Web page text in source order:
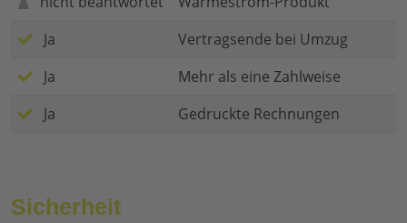
Ja
Vertragsende bei Umzug
Ja
Mehr als eine Zahlweise
Ja
Gedruckte Rechnungen
Sicherheit